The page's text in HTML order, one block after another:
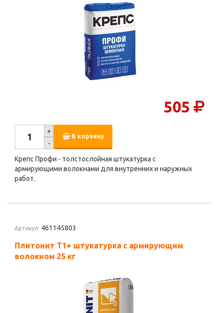
505
+
-
В корзину
Крепс Профи - толстослойная штукатурка с
армирующими волокнами для внутренних и наружных
работ.
Артикул: 461145803
Плитонит Т1+ штукатурка с армирующим
волокном 25 кг